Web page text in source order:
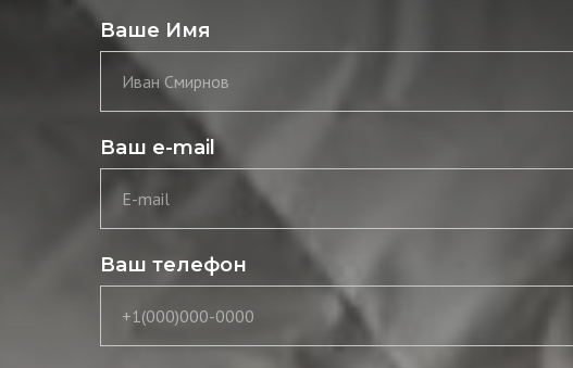
Ваше Имя
Иван Смирнов
Ваш e-mail
E-mail
Ваш телефон
+1(000)000-0000